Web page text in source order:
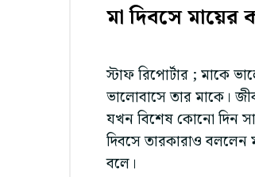
মা দিবসে
স্টাফ রিপোর্টার ; মাকে
ভালোবাসে তার মাকে।
যখন বিশেষ কোনো দিন
দিবসে তারকারাও
বলে।